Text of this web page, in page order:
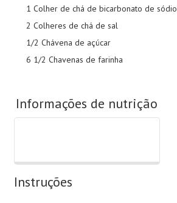
1 Colher de chá de bicarbonato de sódio
2 Colheres de chá de sal
1/2 Chávena de açúcar
6 1/2 Chavenas de farinha
Informações de nutrição
Instruções